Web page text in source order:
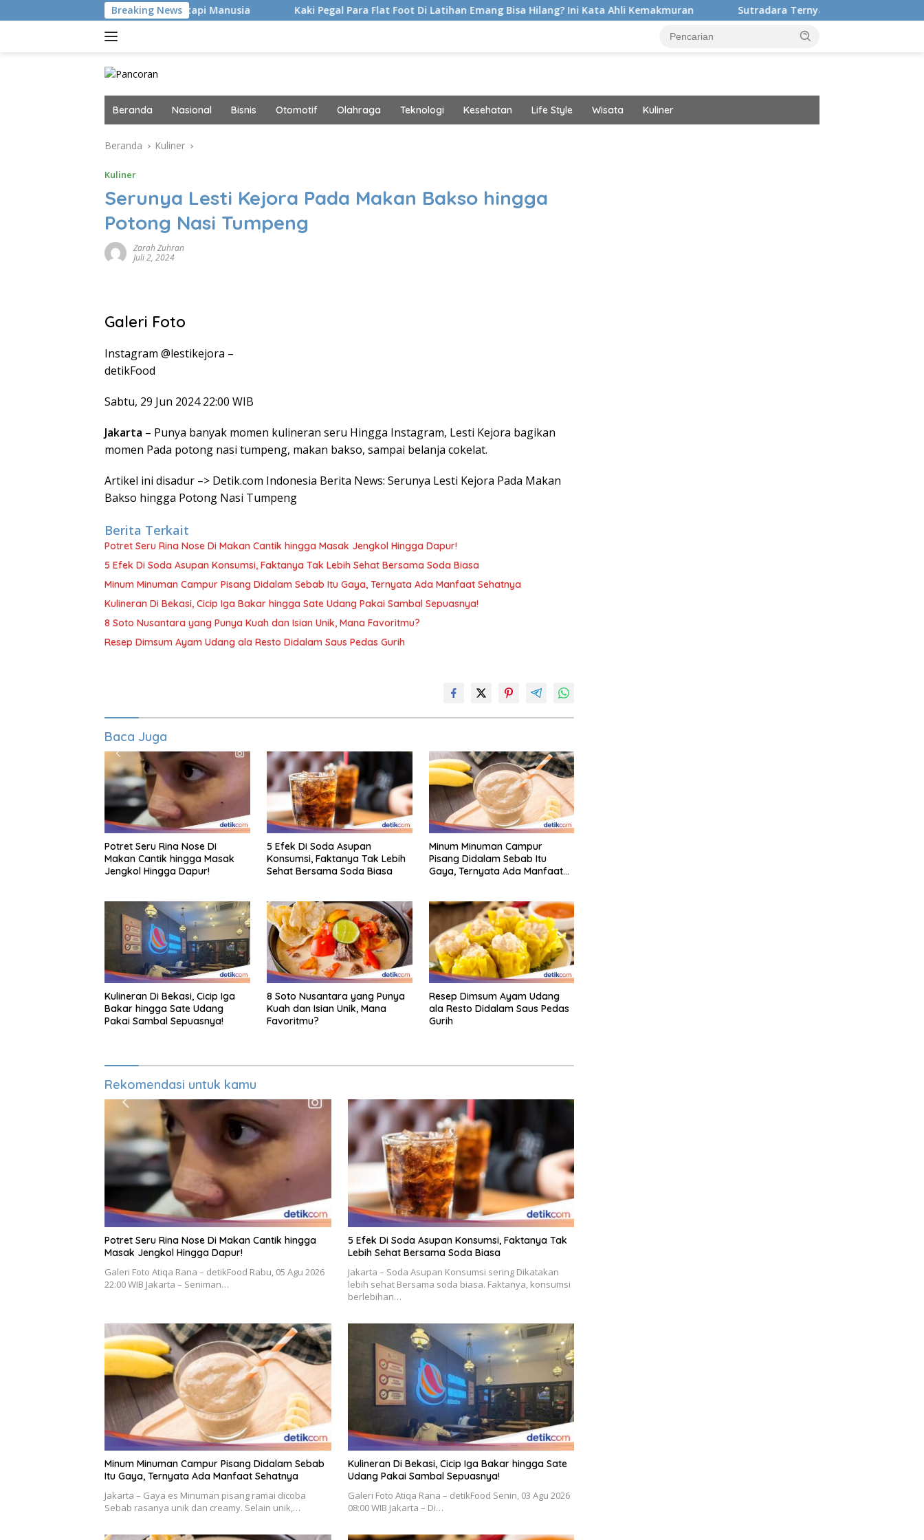
ke
Breaking News
Hacker Canggih, tapi Manusia Kaki Pegal Para Flat Foot Di Latihan Emang Bisa Hilang? Ini Kata Ahli Kemakmuran Sutradara Ternyata Ini Cinta Beberkan Pengalaman
Beranda Nasional Bisnis Otomotif Olahraga Teknologi Kesehatan Life Style Wisata Kuliner
Beranda Kuliner
Kuliner
Serunya Lesti Kejora Pada Makan Bakso hingga
Potong Nasi Tumpeng
Zarah Zuhran
Juli 2, 2024
Galeri Foto
Instagram @lestikejora –
detikFood
Sabtu, 29 Jun 2024 22:00 WIB
Jakarta – Punya banyak momen kulineran seru Hingga Instagram, Lesti Kejora bagikan
momen Pada potong nasi tumpeng, makan bakso, sampai belanja cokelat.
Artikel ini disadur –> Detik.com Indonesia Berita News: Serunya Lesti Kejora Pada Makan
Bakso hingga Potong Nasi Tumpeng
Berita Terkait
Potret Seru Rina Nose Di Makan Cantik hingga Masak Jengkol Hingga Dapur!
5 Efek Di Soda Asupan Konsumsi, Faktanya Tak Lebih Sehat Bersama Soda Biasa
Minum Minuman Campur Pisang Didalam Sebab Itu Gaya, Ternyata Ada Manfaat Sehatnya
Kulineran Di Bekasi, Cicip Iga Bakar hingga Sate Udang Pakai Sambal Sepuasnya!
8 Soto Nusantara yang Punya Kuah dan Isian Unik, Mana Favoritmu?
Resep Dimsum Ayam Udang ala Resto Didalam Saus Pedas Gurih
Baca Juga
Potret Seru Rina Nose Di
Makan Cantik hingga Masak
Jengkol Hingga Dapur!
5 Efek Di Soda Asupan
Konsumsi, Faktanya Tak Lebih
Sehat Bersama Soda Biasa
Minum Minuman Campur
Pisang Didalam Sebab Itu
Gaya, Ternyata Ada Manfaat
Kulineran Di Bekasi, Cicip Iga
Bakar hingga Sate Udang
Pakai Sambal Sepuasnya!
8 Soto Nusantara yang Punya
Kuah dan Isian Unik, Mana
Favoritmu?
Resep Dimsum Ayam Udang
ala Resto Didalam Saus Pedas
Gurih
Rekomendasi untuk kamu
Potret Seru Rina Nose Di Makan Cantik hingga
Masak Jengkol Hingga Dapur!
Galeri Foto Atiqa Rana – detikFood Rabu, 05 Agu 2026
22:00 WIB Jakarta – Seniman…
5 Efek Di Soda Asupan Konsumsi, Faktanya Tak
Lebih Sehat Bersama Soda Biasa
Jakarta – Soda Asupan Konsumsi sering Dikatakan
lebih sehat Bersama soda biasa. Faktanya, konsumsi
berlebihan…
Minum Minuman Campur Pisang Didalam Sebab
Itu Gaya, Ternyata Ada Manfaat Sehatnya
Jakarta – Gaya es Minuman pisang ramai dicoba
Sebab rasanya unik dan creamy. Selain unik,…
Kulineran Di Bekasi, Cicip Iga Bakar hingga Sate
Udang Pakai Sambal Sepuasnya!
Galeri Foto Atiqa Rana – detikFood Senin, 03 Agu 2026
08:00 WIB Jakarta – Di…